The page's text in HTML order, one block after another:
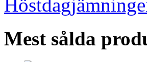
Mest sålda